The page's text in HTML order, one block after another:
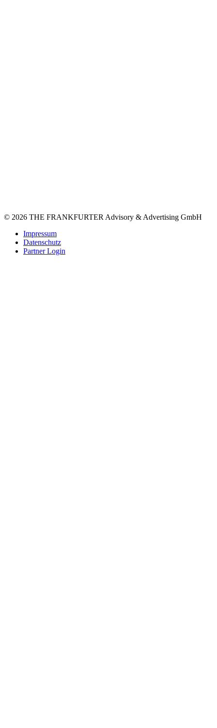
© 2026 THE FRANKFURTER Advisory & Advertising GmbH
Impressum
Datenschutz
Partner Login